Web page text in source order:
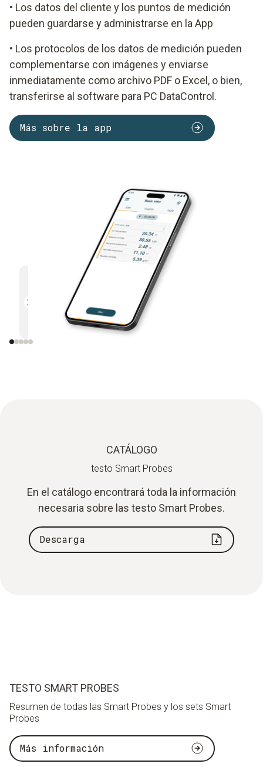
• Los datos del cliente y los puntos de medición
pueden guardarse y administrarse en la App
• Los protocolos de los datos de medición pueden
complementarse con imágenes y enviarse
inmediatamente como archivo PDF o Excel, o bien,
transferirse al software para PC DataControl.
Más sobre la app
Multifuncional
Compatible con todos los
instrumentos Testo equipados
con Bluetooth
CATÁLOGO
testo Smart Probes
En el catálogo encontrará toda la información
necesaria sobre las testo Smart Probes.
Descarga
TESTO SMART PROBES
Resumen de todas las Smart Probes y los sets Smart
Probes
Más información